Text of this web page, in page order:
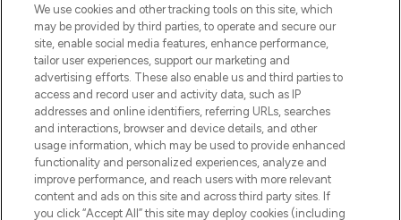
We use cookies and other tracking tools on this site, which
may be provided by third parties, to operate and secure our
site, enable social media features, enhance performance,
tailor user experiences, support our marketing and
advertising efforts. These also enable us and third parties to
access and record user and activity data, such as IP
addresses and online identifiers, referring URLs, searches
and interactions, browser and device details, and other
usage information, which may be used to provide enhanced
functionality and personalized experiences, analyze and
improve performance, and reach users with more relevant
content and ads on this site and across third party sites. If
you click “Accept All” this site may deploy cookies (including